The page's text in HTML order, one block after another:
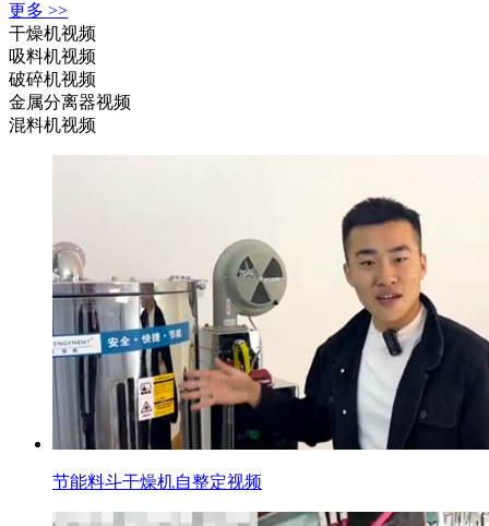
更多 >>
干燥机视频
吸料机视频
破碎机视频
金属分离器视频
混料机视频
节能料斗干燥机自整定视频